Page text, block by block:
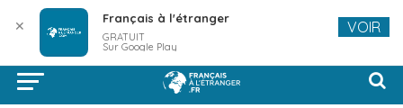
✕ Français à l'étranger
GRATUIT
Sur Google Play
VOIR